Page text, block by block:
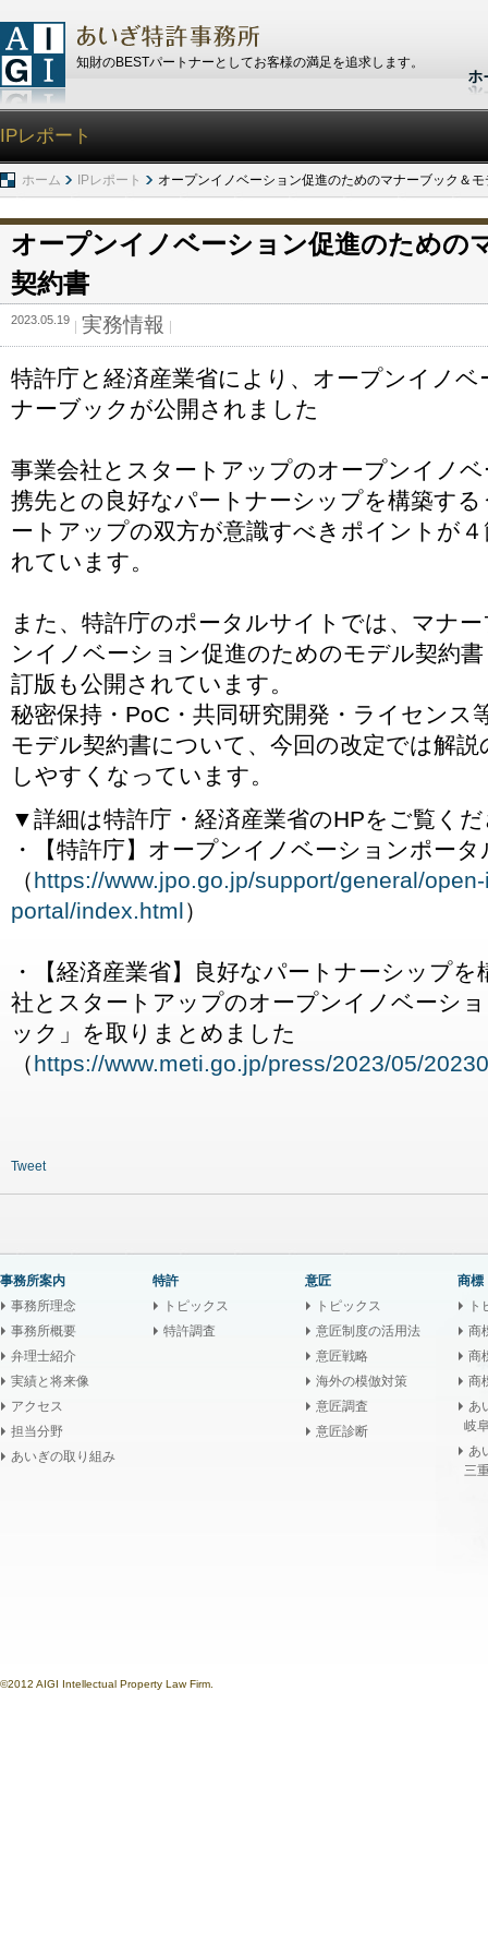
知財のBESTパートナーとしてお客様の満足を追求します。
IPレポート
ホーム IPレポート オープンイノベーション促進のためのマナーブック＆
オープンイノベーション促進のための
契約書
2023.05.19 実務情報
特許庁と経済産業省により、オープンイノ
ナーブックが公開されました
事業会社とスタートアップのオープンイノ
携先との良好なパートナーシップを構築す
ートアップの双方が意識すべきポイントが
れています。
また、特許庁のポータルサイトでは、マナ
ンイノベーション促進のためのモデル契約
訂版も公開されています。
秘密保持・PoC・共同研究開発・ライセンス
モデル契約書について、今回の改定では解
しやすくなっています。
▼詳細は特許庁・経済産業省のHPをご覧く
・【特許庁】オープンイノベーションポー
（https://www.jpo.go.jp/support/general/
portal/index.html）
・【経済産業省】良好なパートナーシップ
社とスタートアップのオープンイノベーシ
ック」を取りまとめました
（https://www.meti.go.jp/press/2023/05/
Tweet
事務所案内
事務所理念
事務所概要
弁理士紹介
実績と将来像
アクセス
担当分野
あいぎの取り組み
特許
トピックス
特許調査
意匠
トピックス
意匠制度の活用法
意匠戦略
海外の模倣対策
意匠調査
意匠診断
商標
ト
商
商
商
あ
岐
あ
三
©2012 AIGI Intellectual Property Law Firm.